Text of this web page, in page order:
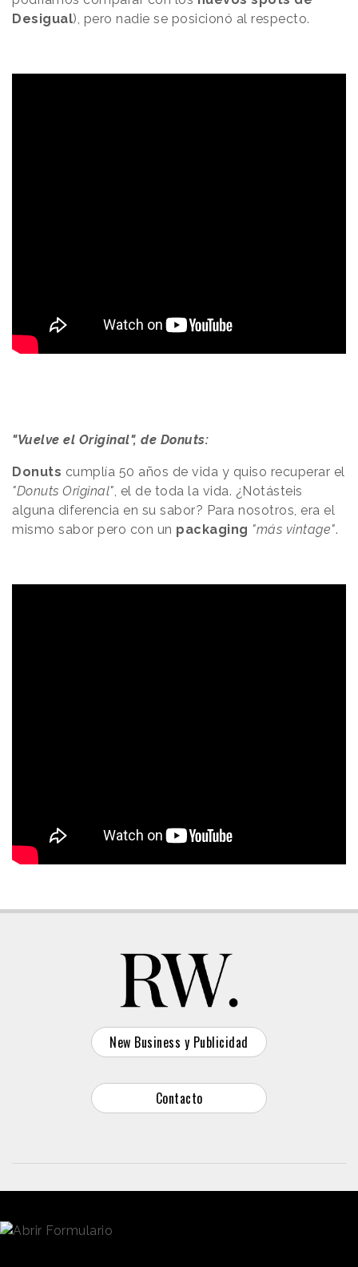
Desigual), pero nadie se posicionó al respecto.
"Vuelve el Original", de Donuts:
Donuts cumplía 50 años de vida y quiso recuperar el
"Donuts Original", el de toda la vida. ¿Notásteis
alguna diferencia en su sabor? Para nosotros, era el
mismo sabor pero con un packaging "más vintage".
New Business y Publicidad
Contacto
Dirección: Calle Antonio Pirala 29. Madrid, 28017